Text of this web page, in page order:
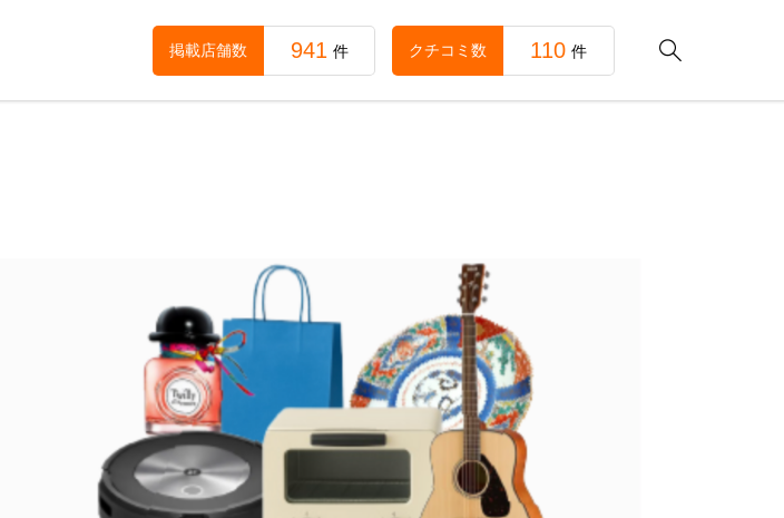

掲載店舗数 941 件 クチコミ数 110 件